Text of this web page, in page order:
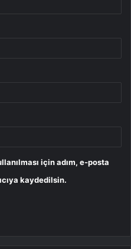
için adım, e-posta
kaydedilsin.